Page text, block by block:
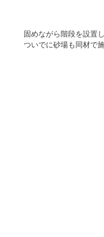
固めながら階段を設置
ついでに砂場も同材で